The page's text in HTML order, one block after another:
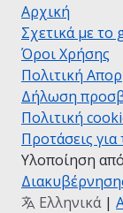
Αρχική
Σχετικά με το
Όροι Χρήσης
Πολιτική
Δήλωση
Πολιτική
Προτάσεις
Υλοποίηση
Ελληνικά |